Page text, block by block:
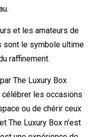
et les amateurs de
sont le symbole ultime
raffinement.
The Luxury Box
les occasions
ou de chérir ceux
The Luxury Box n’est